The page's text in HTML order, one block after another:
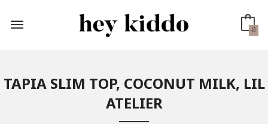
innholdet
0
TAPIA SLIM TOP, COCONUT MILK, LIL
ATELIER